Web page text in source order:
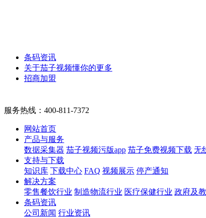
条码资讯
关于茄子视频懂你的更多
招商加盟
服务热线： 400-811-7372
网站首页
产品与服务
数据采集器 茄子视频污版app 茄子免费视频下载 无
支持与下载
知识库 下载中心 FAQ 视频展示 停产通知
解决方案
零售餐饮行业 制造物流行业 医疗保健行业 政府及
条码资讯
公司新闻 行业资讯